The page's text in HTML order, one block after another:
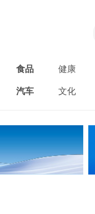
食品 健康
汽车 文化